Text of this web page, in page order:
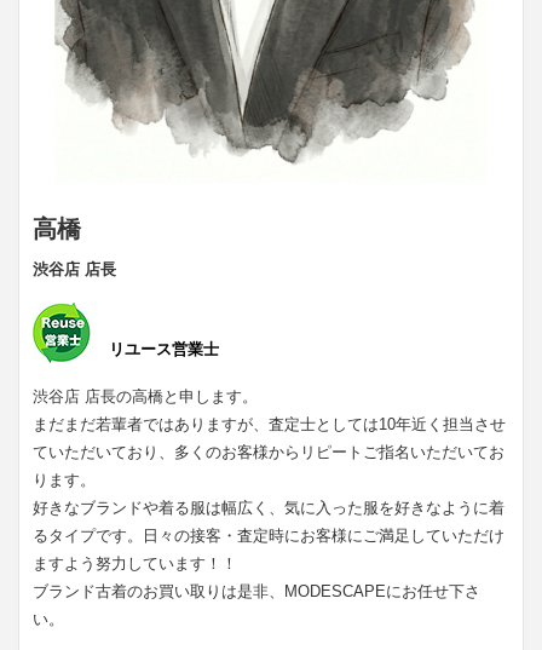
高橋
渋谷店 店長
リユース営業士
渋谷店 店長の高橋と申します。
まだまだ若輩者ではありますが、査定士としては10年近く担当させ
ていただいており、多くのお客様からリピートご指名いただいてお
ります。
好きなブランドや着る服は幅広く、気に入った服を好きなように着
るタイプです。日々の接客・査定時にお客様にご満足していただけ
ますよう努力しています！！
ブランド古着のお買い取りは是非、MODESCAPEにお任せ下さ
い。